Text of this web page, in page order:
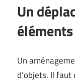
Un
éléments
Un
d’objets. Il